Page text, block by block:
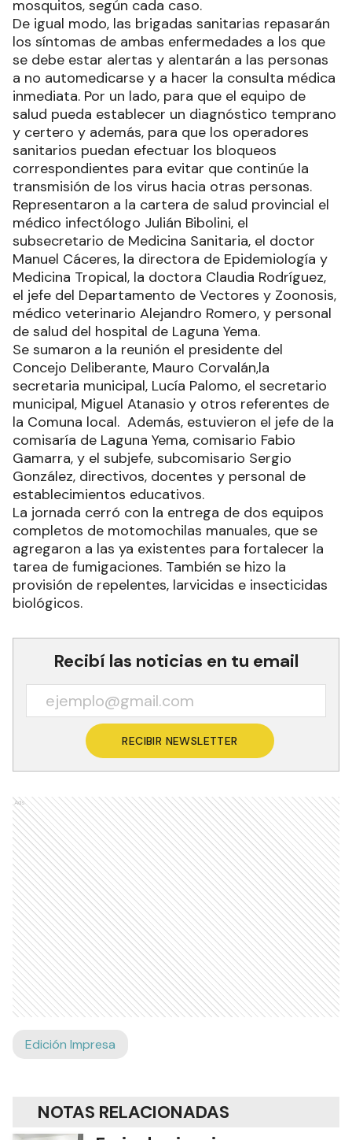
mosquitos, según cada caso.
De igual modo, las brigadas sanitarias repasarán
los síntomas de ambas enfermedades a los que
se debe estar alertas y alentarán a las personas
a no automedicarse y a hacer la consulta médica
inmediata. Por un lado, para que el equipo de
salud pueda establecer un diagnóstico temprano
y certero y además, para que los operadores
sanitarios puedan efectuar los bloqueos
correspondientes para evitar que continúe la
transmisión de los virus hacia otras personas.
Representaron a la cartera de salud provincial el
médico infectólogo Julián Bibolini, el
subsecretario de Medicina Sanitaria, el doctor
Manuel Cáceres, la directora de Epidemiología y
Medicina Tropical, la doctora Claudia Rodríguez,
el jefe del Departamento de Vectores y Zoonosis,
médico veterinario Alejandro Romero, y personal
de salud del hospital de Laguna Yema.
Se sumaron a la reunión el presidente del
Concejo Deliberante, Mauro Corvalán,la
secretaria municipal, Lucía Palomo, el secretario
municipal, Miguel Atanasio y otros referentes de
la Comuna local. Además, estuvieron el jefe de la
comisaría de Laguna Yema, comisario Fabio
Gamarra, y el subjefe, subcomisario Sergio
González, directivos, docentes y personal de
establecimientos educativos.
La jornada cerró con la entrega de dos equipos
completos de motomochilas manuales, que se
agregaron a las ya existentes para fortalecer la
tarea de fumigaciones. También se hizo la
provisión de repelentes, larvicidas e insecticidas
biológicos.
Recibí las noticias en tu email
RECIBIR NEWSLETTER
Ads
Edición Impresa
NOTAS RELACIONADAS